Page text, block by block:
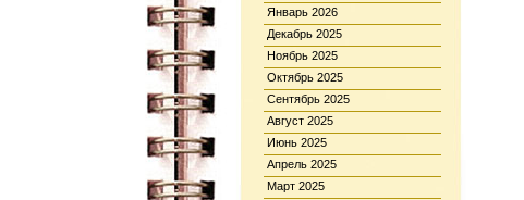
Январь 2026
Декабрь 2025
Ноябрь 2025
Октябрь 2025
Сентябрь 2025
Август 2025
Июнь 2025
Апрель 2025
Март 2025